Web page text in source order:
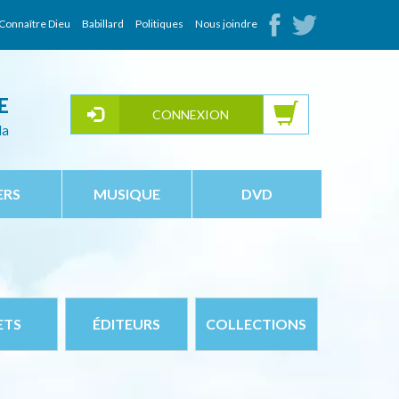
Dieu Babillard Politiques Nous joindre
CONNEXION
MUSIQUE DVD
ÉDITEURS COLLECTIONS